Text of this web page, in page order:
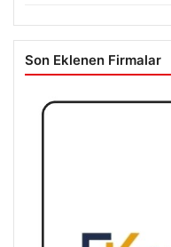
Son Eklenen Firmalar